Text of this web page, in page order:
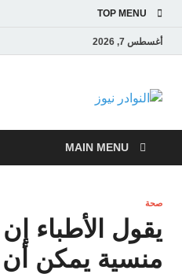
TOP MENU
أغسطس 7, 2026
من العالم العربي
MAIN MENU
صحة
منسية يمكن